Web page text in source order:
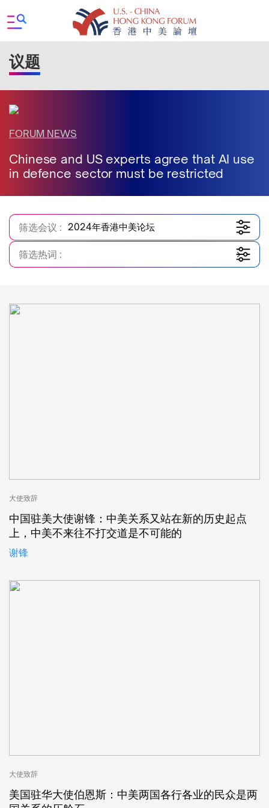
议题
FORUM NEWS
Chinese and US experts agree that AI use
in defence sector must be restricted
筛选会议 : 2024年香港中美论坛
筛选热词 :
大使致辞
中国驻美大使谢锋：中美关系又站在新的历史起点
上，中美不来往不打交道是不可能的
谢锋
大使致辞
美国驻华大使伯恩斯：中美两国各行各业的民众是两